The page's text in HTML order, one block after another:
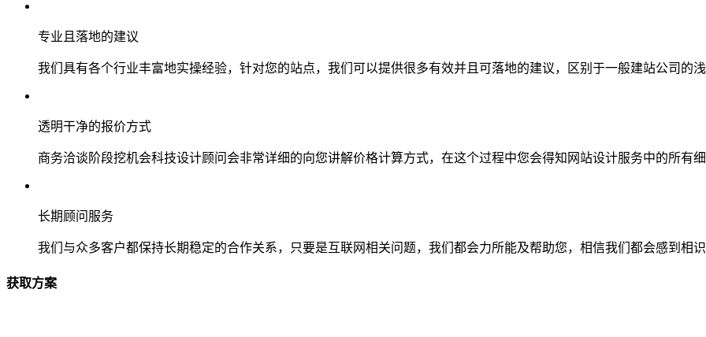
专业且落地的建议
我们具有各个行业丰富地实操经验，针对您的站点，我们可以提供很多有效并且可落地的建议，区别于一般建站公司的
透明干净的报价方式
商务洽谈阶段挖机会科技设计顾问会非常详细的向您讲解价格计算方式，在这个过程中您会得知网站设计服务中的所有
长期顾问服务
我们与众多客户都保持长期稳定的合作关系，只要是互联网相关问题，我们都会力所能及帮助您，相信我们都会感到相
获取方案